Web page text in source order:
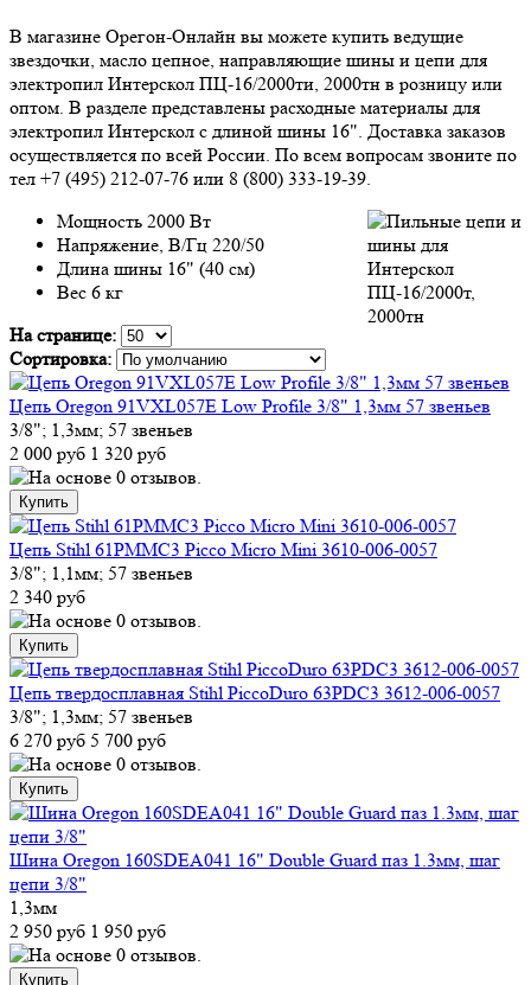
В магазине Орегон-Онлайн вы можете купить ведущие
звездочки, масло цепное, направляющие шины и цепи для
электропил Интерскол ПЦ-16/2000ти, 2000тн в розницу или
оптом. В разделе представлены расходные материалы для
электропил Интерскол с длиной шины 16". Доставка заказов
осуществляется по всей России. По всем вопросам звоните по
тел +7 (495) 212-07-76 или 8 (800) 333-19-39.
Мощность 2000 Вт
Напряжение, В/Гц 220/50
Длина шины 16" (40 см)
Вес 6 кг
На странице:
Сортировка:
Цепь Oregon 91VXL057E Low Profile 3/8" 1,3мм 57 звеньев
3/8"; 1,3мм; 57 звеньев
2 000 руб 1 320 руб
Цепь Stihl 61PMMC3 Picco Micro Mini 3610-006-0057
3/8"; 1,1мм; 57 звеньев
2 340 руб
Цепь твердосплавная Stihl PiccoDuro 63PDC3 3612-006-0057
3/8"; 1,3мм; 57 звеньев
6 270 руб 5 700 руб
Шина Oregon 160SDEA041 16" Double Guard паз 1.3мм, шаг
цепи 3/8"
1,3мм
2 950 руб 1 950 руб